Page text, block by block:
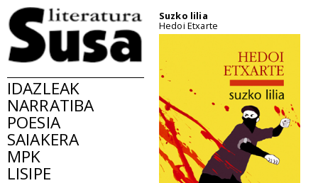
IDAZLEAK
NARRATIBA
POESIA
SAIAKERA
MPK
LISIPE
Suzko lilia
Hedoi Etxarte